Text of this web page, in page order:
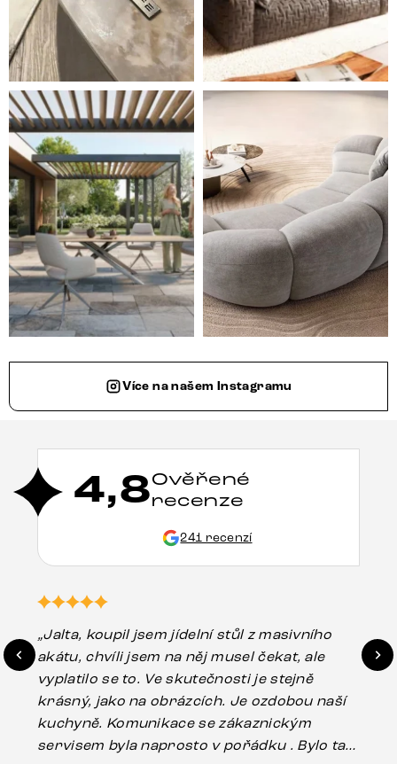
Styl, odolnost a společné chvíle pod širým nebem.
Ne každá pohovka je jen
Více na našem Instagramu
4,8Ověřené
recenze
241 recenzí
„Jalta, koupil jsem jídelní stůl z masivního
akátu, chvíli jsem na něj musel čekat, ale
vyplatilo se to. Ve skutečnosti je stejně
krásný, jako na obrázcích. Je ozdobou naší
kuchyně. Komunikace se zákaznickým
servisem byla naprosto v pořádku . Bylo tam